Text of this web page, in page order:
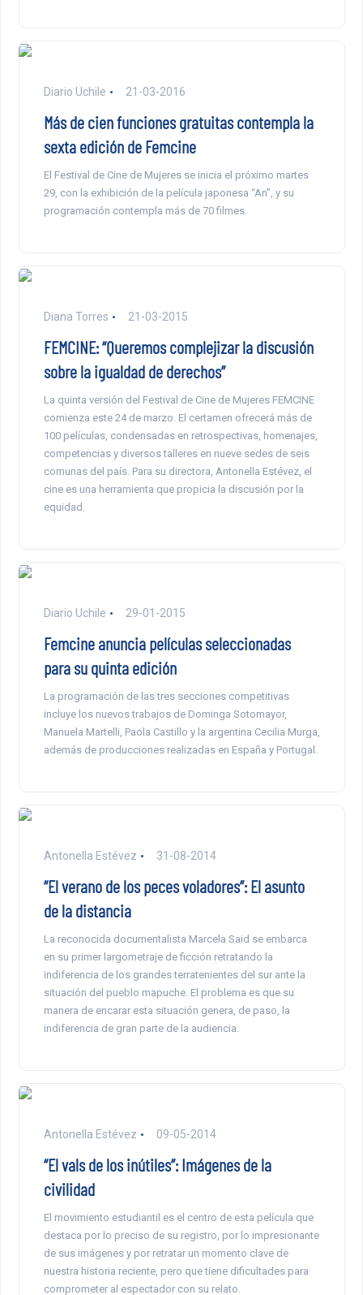
Diario Uchile 21-03-2016
Más de cien funciones gratuitas contempla la
sexta edición de Femcine
El Festival de Cine de Mujeres se inicia el próximo martes
29, con la exhibición de la película japonesa “An”, y su
programación contempla más de 70 filmes.
Diana Torres 21-03-2015
FEMCINE: “Queremos complejizar la discusión
sobre la igualdad de derechos”
La quinta versión del Festival de Cine de Mujeres FEMCINE
comienza este 24 de marzo. El certamen ofrecerá más de
100 películas, condensadas en retrospectivas, homenajes,
competencias y diversos talleres en nueve sedes de seis
comunas del país. Para su directora, Antonella Estévez, el
cine es una herramienta que propicia la discusión por la
equidad.
Diario Uchile 29-01-2015
Femcine anuncia películas seleccionadas
para su quinta edición
La programación de las tres secciones competitivas
incluye los nuevos trabajos de Dominga Sotomayor,
Manuela Martelli, Paola Castillo y la argentina Cecilia Murga,
además de producciones realizadas en España y Portugal.
Antonella Estévez 31-08-2014
“El verano de los peces voladores”: El asunto
de la distancia
La reconocida documentalista Marcela Said se embarca
en su primer largometraje de ficción retratando la
indiferencia de los grandes terratenientes del sur ante la
situación del pueblo mapuche. El problema es que su
manera de encarar esta situación genera, de paso, la
indiferencia de gran parte de la audiencia.
Antonella Estévez 09-05-2014
“El vals de los inútiles”: Imágenes de la
civilidad
El movimiento estudiantil es el centro de esta película que
destaca por lo preciso de su registro, por lo impresionante
de sus imágenes y por retratar un momento clave de
nuestra historia reciente, pero que tiene dificultades para
comprometer al espectador con su relato.